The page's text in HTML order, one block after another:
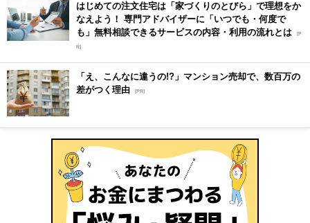
はじめての注文住宅は「家づくりのとびら」で理想をか
なえよう！ 専門アドバイザーに「いつでも・何度で
も」無料相談できるサービスの内容・利用の流れとは [P
R]
「え、こんなに違うの!?」マンション売却で、数百万の
差がつく理由 [PR]